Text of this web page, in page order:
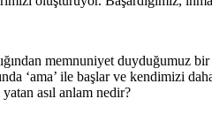
memnuniyet duyduğumuz
‘ama’ ile başlar ve kendimizi
asıl anlam nedir?